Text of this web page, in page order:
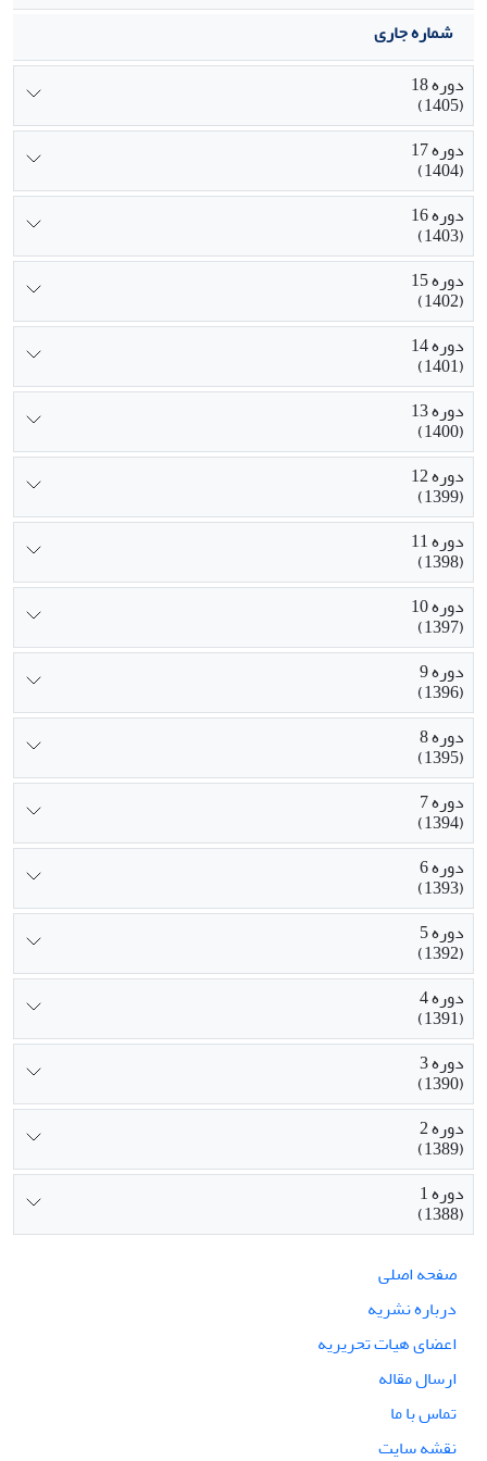
شماره جاری
دوره 18
(1405)
دوره 17
(1404)
دوره 16
(1403)
دوره 15
(1402)
دوره 14
(1401)
دوره 13
(1400)
دوره 12
(1399)
دوره 11
(1398)
دوره 10
(1397)
دوره 9
(1396)
دوره 8
(1395)
دوره 7
(1394)
دوره 6
(1393)
دوره 5
(1392)
دوره 4
(1391)
دوره 3
(1390)
دوره 2
(1389)
دوره 1
(1388)
صفحه اصلی
درباره نشریه
اعضای هیات تحریریه
ارسال مقاله
تماس با ما
نقشه سایت